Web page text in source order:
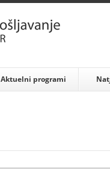
Aktuelni programi